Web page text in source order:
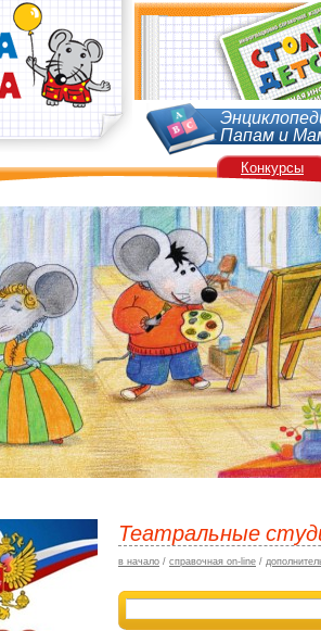
Папам и
Театральные
в начало / справочная on-line /
Конкурсы